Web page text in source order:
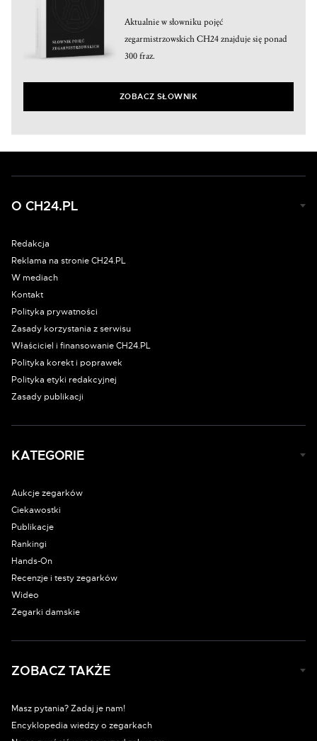
Aktualnie w słowniku pojęć
zegarmistrzowskich CH24 znajduje się ponad
300 fraz.
ZOBACZ SŁOWNIK
O CH24.PL
Redakcja
Reklama na stronie CH24.PL
W mediach
Kontakt
Polityka prywatności
Zasady korzystania z serwisu
Właściciel i finansowanie CH24.PL
Polityka korekt i poprawek
Polityka etyki redakcyjnej
Zasady publikacji
KATEGORIE
Aukcje zegarków
Ciekawostki
Publikacje
Rankingi
Hands-On
Recenzje i testy zegarków
Wideo
Zegarki damskie
ZOBACZ TAKŻE
Masz pytania? Zadaj je nam!
Encyklopedia wiedzy o zegarkach